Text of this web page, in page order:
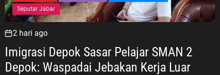
Seputar Jabar
2 hari ago
Imigrasi Depok Sasar Pelajar SMAN 2
Depok: Waspadai Jebakan Kerja Luar